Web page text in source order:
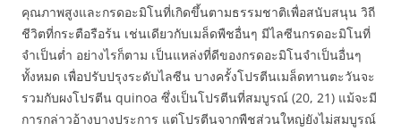
คุณภาพสูงและกรดอะมิโนที่เกิดขึ้นตามธรรมชาติเพื่อสนับสนุน วิถี
ชีวิตที่กระตือรือร้น เช่นเดียวกับเมล็ดพืชอื่นๆ มีไลซีนกรดอะมิโนที่
จำเป็นต่ำ อย่างไรก็ตาม เป็นแหล่งที่ดีของกรดอะมิโนจำเป็นอื่นๆ
ทั้งหมด เพื่อปรับปรุงระดับไลซีน บางครั้งโปรตีนเมล็ดทานตะวันจะ
รวมกับผงโปรตีน quinoa ซึ่งเป็นโปรตีนที่สมบูรณ์ (20, 21) แม้จะมี
การกล่าวอ้างบางประการ แต่โปรตีนจากพืชส่วนใหญ่ยังไม่สมบูรณ์